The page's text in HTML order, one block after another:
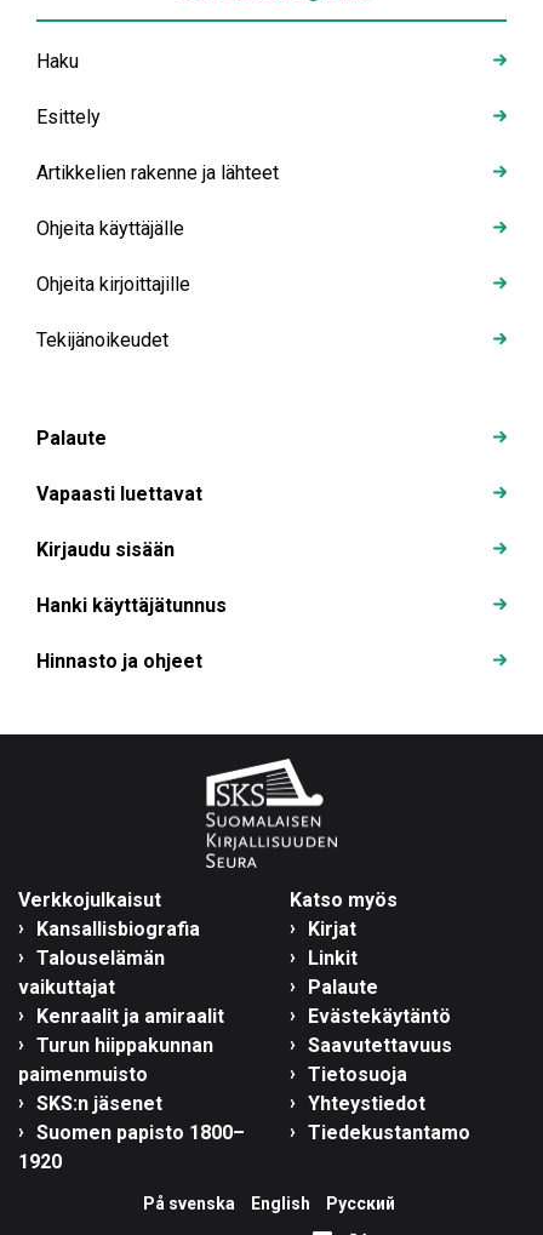
Haku
Esittely
Artikkelien rakenne ja lähteet
Ohjeita käyttäjälle
Ohjeita kirjoittajille
Tekijänoikeudet
Palaute
Vapaasti luettavat
Kirjaudu sisään
Hanki käyttäjätunnus
Hinnasto ja ohjeet
Verkkojulkaisut
Kansallisbiografia
Talouselämän
vaikuttajat
Kenraalit ja amiraalit
Turun hiippakunnan
paimenmuisto
SKS:n jäsenet
Suomen papisto 1800–
1920
Katso myös
Kirjat
Linkit
Palaute
Evästekäytäntö
Saavutettavuus
Tietosuoja
Yhteystiedot
Tiedekustantamo
På svenska English Русский